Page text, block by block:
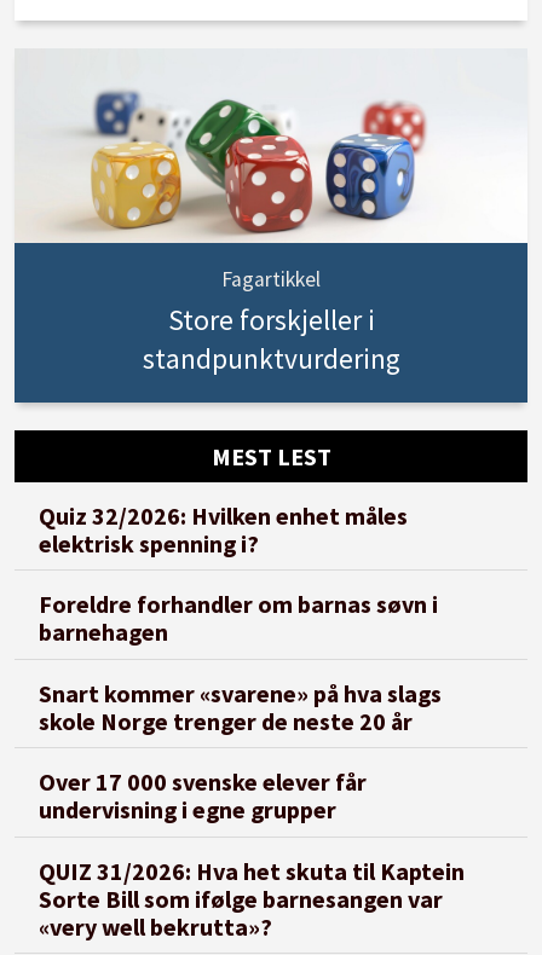
Fagartikkel
Store forskjeller i
standpunktvurdering
MEST LEST
Quiz 32/2026: Hvilken enhet måles
elektrisk spenning i?
Foreldre forhandler om barnas søvn i
barnehagen
Snart kommer «svarene» på hva slags
skole Norge trenger de neste 20 år
Over 17 000 svenske elever får
undervisning i egne grupper
QUIZ 31/2026: Hva het skuta til Kaptein
Sorte Bill som ifølge barnesangen var
«very well bekrutta»?